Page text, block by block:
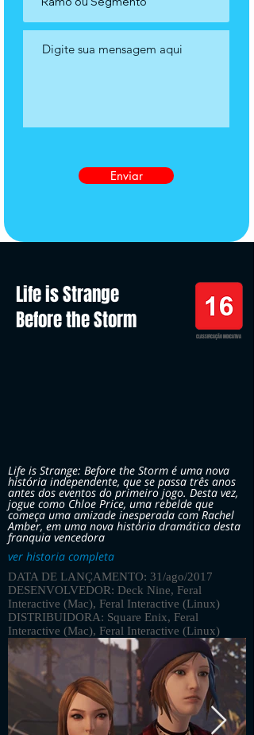
Enviar
Life is Strange
Before the Storm
CLASSIFICAÇÃO INDICATIVA
Life is Strange: Before the Storm é uma nova
história independente, que se passa três anos
antes dos eventos do primeiro jogo. Desta vez,
jogue como Chloe Price, uma rebelde que
começa uma amizade inesperada com Rachel
Amber, em uma nova história dramática desta
franquia vencedora
ver historia completa
DATA DE LANÇAMENTO: 31/ago/2017
DESENVOLVEDOR: Deck Nine, Feral
Interactive (Mac), Feral Interactive (Linux)
DISTRIBUIDORA: Square Enix, Feral
Interactive (Mac), Feral Interactive (Linux)